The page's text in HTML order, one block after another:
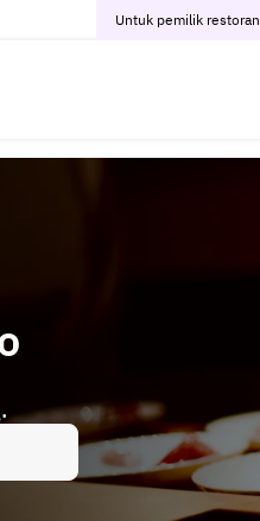
Untuk pemilik restoran